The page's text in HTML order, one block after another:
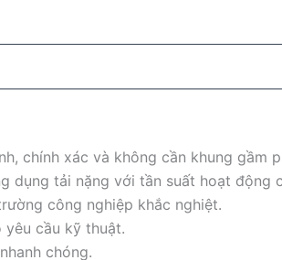
chính xác và không cần khung gầm
dụng tải nặng với tần suất hoạt động
công nghiệp khắc nghiệt.
cầu kỹ thuật.
chóng.